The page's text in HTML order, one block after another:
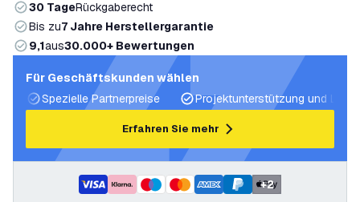
30 TageRückgaberecht
Bis zu7 Jahre Herstellergarantie
9,1aus30.000+ Bewertungen
Für Geschäftskunden wählen
Spezielle Partnerpreise
Projektunterstützung und
Erfahren Sie mehr
+2